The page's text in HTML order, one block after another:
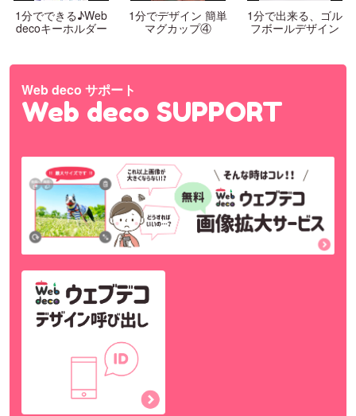
1分でできる♪Web
decoキーホルダー
1分でデザイン 簡単
マグカップ④
1分で出来る、ゴル
フボールデザイン
Web deco サポート
Web deco SUPPORT